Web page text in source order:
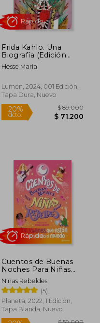
45%
dcto.
Frida Kahlo. Una
Biografía (Edición
Especial) / Frida
Kahlo. a Biography
Hesse María
Lumen, 2024, 001 Edición,
Tapa Dura, Nuevo
Cuentos de Buenas
Noches Para Niñas
Rebeldes 5
Niñas Rebeldes
(5)
Planeta, 2022, 1 Edición,
Tapa Blanda, Nuevo